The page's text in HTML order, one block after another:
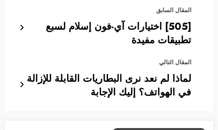
المقال السابق
[505] اختيارات آي-فون إسلام لسبع
تطبيقات مفيدة
المقال التالي
لماذا لم نعد نرى البطاريات القابلة للإزالة
في الهواتف؟ إليك الإجابة